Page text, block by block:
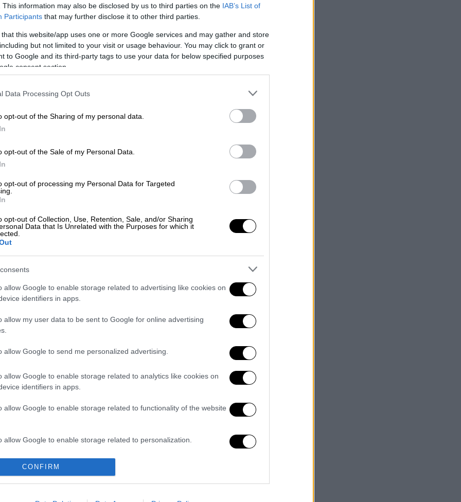
This information may also be disclosed by us to third parties on the IAB’s List of
Participants that may further disclose it to other third parties.
that this website/app uses one or more Google services and may gather and store
but not limited to your visit or usage behaviour. You may click to grant or
to Google and its third-party tags to use your data for below specified purposes
consent section.
Data Processing Opt Outs
opt-out of the Sharing of my personal data.
opt-out of the Sale of my Personal Data.
opt-out of processing my Personal Data for Targeted
opt-out of Collection, Use, Retention, Sale, and/or Sharing
Data that Is Unrelated with the Purposes for which it
allow Google to enable storage related to advertising like cookies on
identifiers in apps.
allow my user data to be sent to Google for online advertising
allow Google to send me personalized advertising.
allow Google to enable storage related to analytics like cookies on
identifiers in apps.
allow Google to enable storage related to functionality of the website
allow Google to enable storage related to personalization.
allow Google to enable storage related to security, including
functionality and fraud prevention, and other user protection.
CONFIRM
το ΕΘΝΟΣ στη Google
στην ανακοίνωση που εξέδωσε η
φιλοξενία που παρείχαν οι γηπεδούχοι
9). Οι «ασπρόμαυροι» αφήνουν αιχμές
παράλληλα κάνουν λόγο για φανταστικά
της ΠΑΕ “Ο Αρης” να
γεγονότων και να συνεχίζει να
μετά τη λήξη του αγώνα, ήταν κάτι
για να δικαιολογήσουν τις
στο "Κλεάνθης Βικελίδης".
στόχοι τους περιορίζονται στο να
μας αγώνες, θα πρέπει να τους
συμπεριφορές σε ένα "ντέρμπι",
με τόση ψυχραιμία.
που νομίζουν πως καταξιώνονται
ή επιλέγοντας τη θύρα των
πιστά την αγωνιστική τακτική
αντίδραση της διοίκησης της ΠΑΕ "Ο
δημιουργίας των
στον εαυτό τους.
ελεύθερα, είτε ως αδικημένος, είτε ως
ως αυθόρμητα διαμαρτυρόμενος. Μόνο
για τις εντυπώσεις, καταφέρνουν να
των μεγάλων ομάδων.
υπαγόρευσαν από τα κεντρικά την